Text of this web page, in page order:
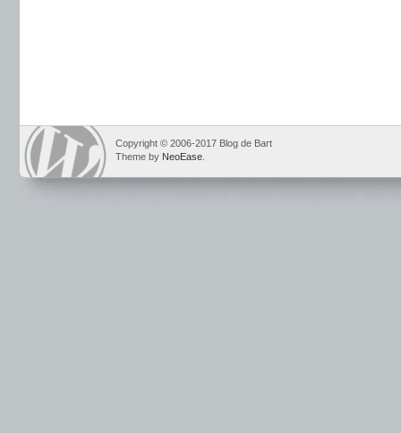
Copyright © 2006-2017 Blog de Bart
Theme by NeoEase